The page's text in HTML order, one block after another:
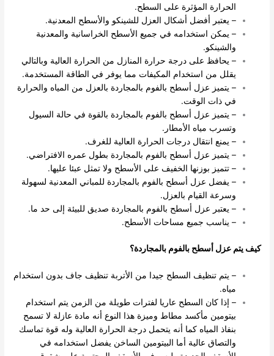
الحرارة المؤثرة على السطح.
– يعتبر أفضل أشكال العزل للشينكو والأسطح المعدنية.
– يمكن استخدامه في جميع الأسطح الخراسانية والمعدنية
والشينكو.
– يحافظ على درجة حرارة المنازل من الحرارة العالية وبالتالي
يقلل من استخدام المكيفات مما يوفر في الطاقة المستخدمة.
– يتميز عزل أسطح بالفوم بالمجاردة بالعزل من المياه والحرارة
في ذات الوقت.
– يتميز عزل أسطح بالفوم بالمجاردة بالقوة في حالة السيول
وتسرب مياه الأمطار.
– يمنع انتقال درجات الحرارة العالية للغرف.
– يتميز عزل أسطح بالفوم بالمجاردة بطول عمره الافتراضي.
– تتميز بوزنها الخفيف على الأسطح ولا تمثل عبئا عليها.
– يفضل عزل أسطح بالفوم بالمجاردة للمباني المعدنية لسهولة
وسرعة القيام بالعزل.
– يعتبر عزل أسطح بالفوم بالمجاردة صديق للبيئة إلى حد ما.
– يناسب جميع مساحات الأسطح.
كيف يتم عزل أسطح بالفوم بالمجاردة؟
– يتم تنظيف السطح جيدا من الأتربة تنظيف جاف بدون استخدام
مياه.
– إذا كان السطح عاريا لفترات طويلة من الزمن يتم استخدام
بيتومين مأكسد مطاط وميزة هذا النوع أنه مادة عازلة لا تسمح
بنفاذ المياه كما أنه يتحمل درجة الحرارة العالية وله قوة تماسك
والتصاق عالية أما البيتومين الساخن يفضل استخدامه في